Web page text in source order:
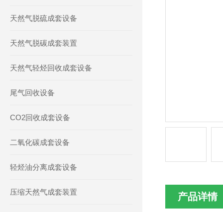
天然气脱硫成套设备
天然气脱碳成套装置
天然气轻烃回收成套设备
尾气回收设备
CO2回收成套设备
二氧化碳成套设备
轻烃油分离成套设备
压缩天然气成套装置 产品详情